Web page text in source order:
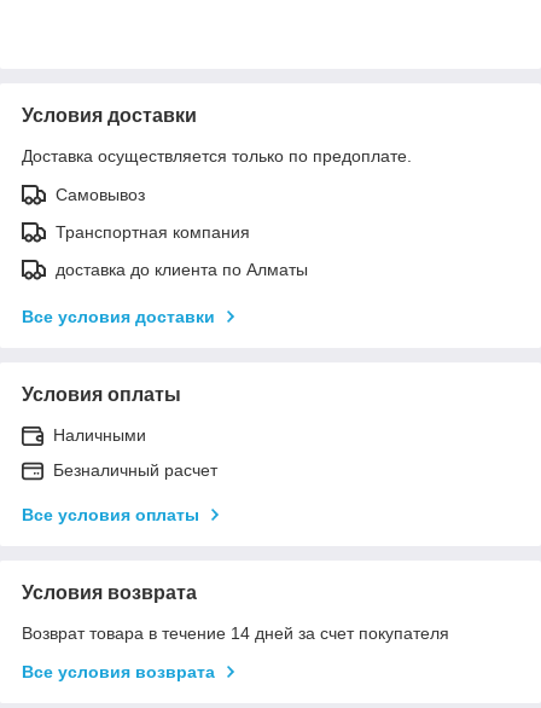
Условия доставки
Доставка осуществляется только по предоплате.
Самовывоз
Транспортная компания
доставка до клиента по Алматы
Все условия доставки
Условия оплаты
Наличными
Безналичный расчет
Все условия оплаты
Условия возврата
Возврат товара в течение 14 дней за счет покупателя
Все условия возврата